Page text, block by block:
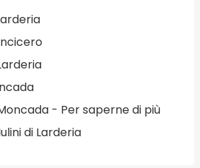
- Per saperne di più
di Larderia